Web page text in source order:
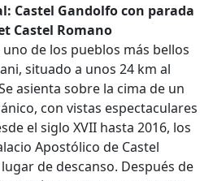
Castel Gandolfo con parada
Castel Romano
de los pueblos más bellos
situado a unos 24 km al
asienta sobre la cima de un
con vistas espectaculares
el siglo XVII hasta 2016, los
Apostólico de Castel
de descanso. Después de